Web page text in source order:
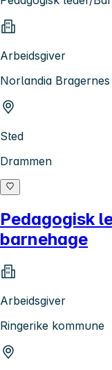
Arbeidsgiver
Norlandia
Sted
Drammen
Pedagogisk
barnehage
Arbeidsgiver
Ringerike kommune